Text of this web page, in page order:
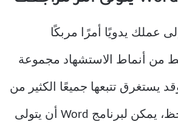
عملك يدويًا أمرًا مربكًا
من أنماط الاستشهاد مجموعة
يستغرق تتبعها جميعًا الكثير من
الوقت. لحسن الحظ، يمكن لبرنامج Word أن يتولى